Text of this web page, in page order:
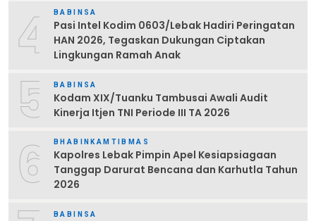
4 BABINSA
Pasi Intel Kodim 0603/Lebak Hadiri Peringatan
HAN 2026, Tegaskan Dukungan Ciptakan
Lingkungan Ramah Anak
5 BABINSA
Kodam XIX/Tuanku Tambusai Awali Audit
Kinerja Itjen TNI Periode III TA 2026
6 BHABINKAMTIBMAS
Kapolres Lebak Pimpin Apel Kesiapsiagaan
Tanggap Darurat Bencana dan Karhutla Tahun
2026
BABINSA